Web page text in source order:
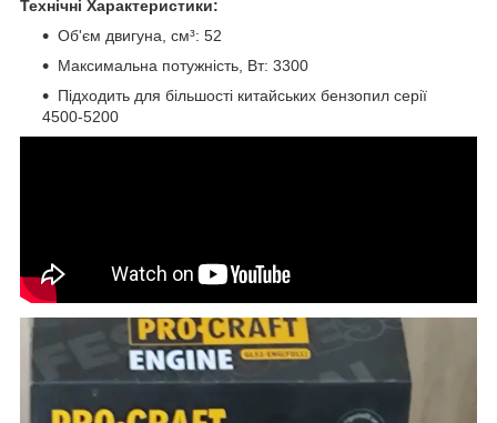
Технічні Характеристики:
Об'єм двигуна, см³: 52
Максимальна потужність, Вт: 3300
Підходить для більшості китайських бензопил серії
4500-5200